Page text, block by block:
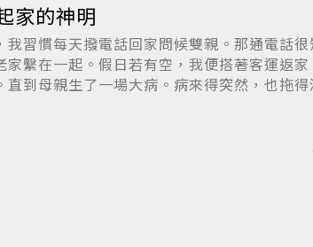
家的神明
我習慣每天撥電話回家問候雙親。那通電話
家繫在一起。假日若有空，我便搭著客運返家
到母親生了一場大病。病來得突然，也拖得